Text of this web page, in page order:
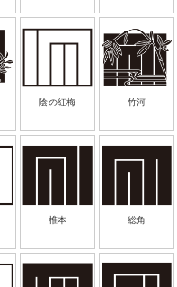
陰の紅梅 竹河
椎本 総角